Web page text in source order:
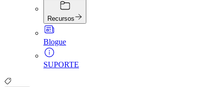
Recursos
Blogue
SUPORTE